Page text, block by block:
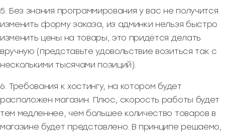
5. Без знания программирования у вас не получится
изменить форму заказа, из админки нельзя быстро
изменить цены на товары, это придётся делать
вручную (представьте удовольствие возиться так с
несколькими тысячами позиций).
6. Требования к хостингу, на котором будет
расположен магазин. Плюс, скорость работы будет
тем медленнее, чем большее количество товаров в
магазине будет представлено. В принципе решаемо,